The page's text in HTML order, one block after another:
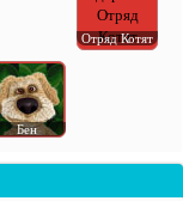
Отряд Котят
Бен